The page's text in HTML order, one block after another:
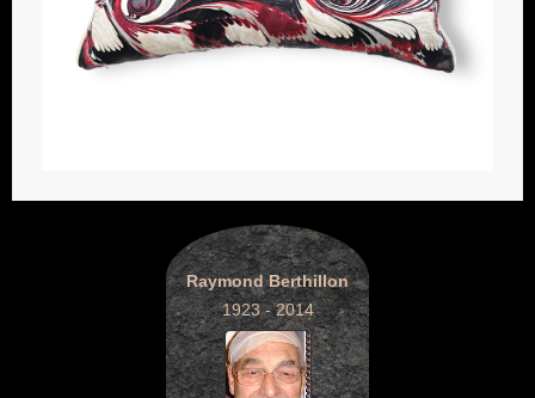
Raymond Berthillon
1923 - 2014